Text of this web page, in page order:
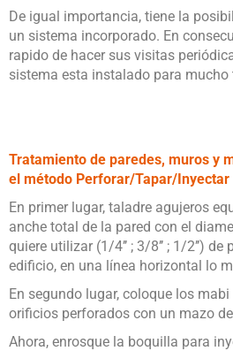
De igual importancia, tiene la
un sistema incorporado. En
rapido de hacer sus visitas
sistema esta instalado para mucho
Tratamiento de paredes, muros y
el método Perforar/Tapar/Inyectar
En primer lugar, taladre agujeros
anche total de la pared con el
quiere utilizar (1/4’’ ; 3/8’’ ; 1/2’’)
edificio, en una línea horizontal lo
En segundo lugar, coloque los
orificios perforados con un mazo
Ahora, enrosque la boquilla para